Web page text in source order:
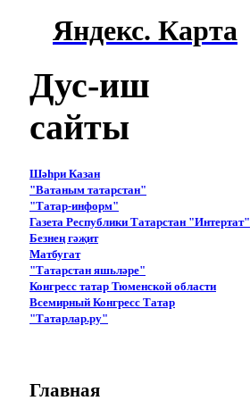
Яндекс. Карта
Дус-иш
сайты
Шәһри Казан
"Ватаным татарстан"
"Татар-информ"
Газета Республики Татарстан "Интертат"
Безнең гәҗит
Матбугат
"Татарстан яшьләре"
Конгресс татар Тюменской области
Всемирный Конгресс Татар
"Татарлар.ру"
Главная